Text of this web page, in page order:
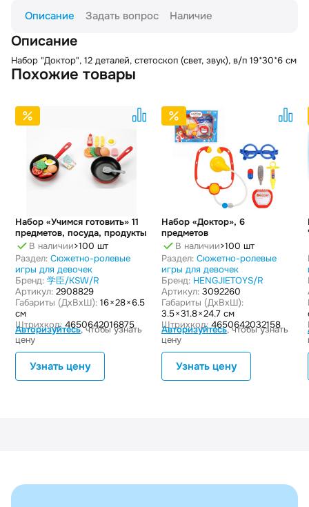
Описание Задать вопрос Наличие
Описание
Набор "Доктор", 12 деталей, стетоскоп (свет, звук), в/п 19*30*6 см
Похожие товары
Набор «Учимся готовить» 11
предметов, посуда, продукты
В наличии>100 шт
Раздел: Сюжетно-ролевые
игры для девочек
Бренд: 学臣/KSW/R
Артикул: 2908829
Габариты (ДxВxШ): 16 × 28 × 6.5
см
Штрихкод: 4650642016875
Авторизуйтесь, чтобы узнать
цену
Узнать цену
Набор «Доктор», 6
предметов
В наличии>100 шт
Раздел: Сюжетно-ролевые
игры для девочек
Бренд: HENGJIETOYS/R
Артикул: 3092260
Габариты (ДxВxШ):
3.5 × 31.8 × 24.7 см
Штрихкод: 4650642032158
Авторизуйтесь, чтобы узнать
цену
Узнать цену